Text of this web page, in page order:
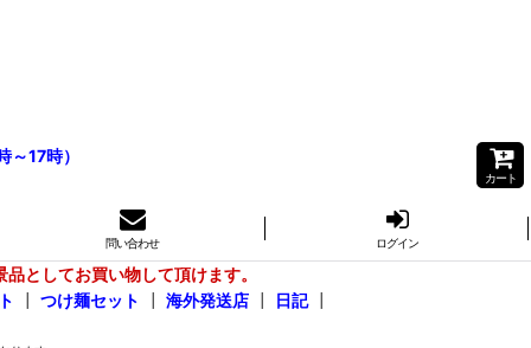
～17時）
カート
問い合わせ ログイン
としてお買い物して頂けます。
つけ麺セット 海外発送店 日記┃